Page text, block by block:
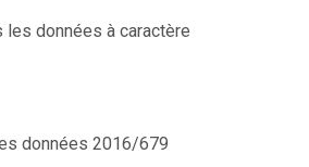
données à caractère
données 2016/679